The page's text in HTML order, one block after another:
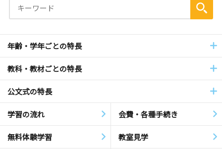
年齢・学年ごとの特長
教科・教材ごとの特長
公文式の特長
学習の流れ 会費・各種手続き
無料体験学習 教室見学